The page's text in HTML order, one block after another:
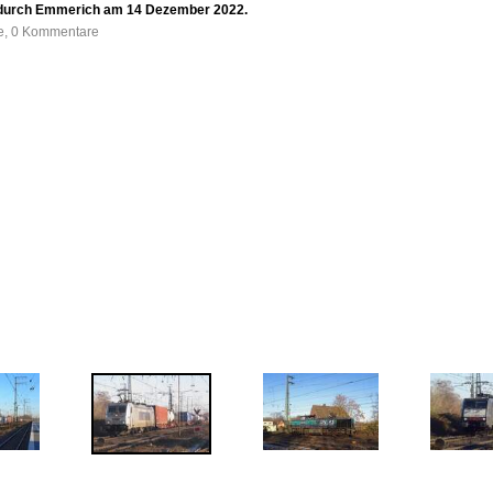
Emmerich am 14 Dezember 2022.
0 Kommentare